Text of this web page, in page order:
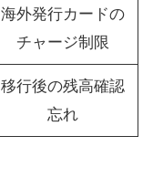
海外発行カードの
チャージ制限
移行後の残高確認
忘れ